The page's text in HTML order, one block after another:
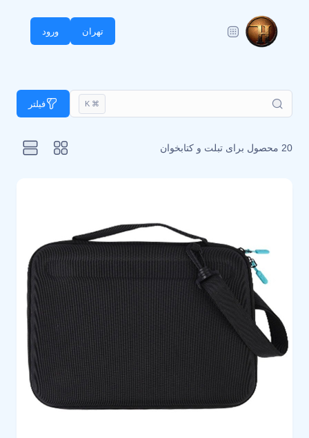
تهران ورود
⌘ K فیلتر
20 محصول برای تبلت و کتابخوان